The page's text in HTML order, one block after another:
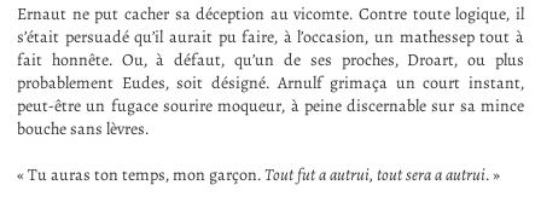
Ernaut ne put cacher sa déception au vicomte. Contre toute logique, il
s’était persuadé qu’il aurait pu faire, à l’occasion, un mathessep tout à
fait honnête. Ou, à défaut, qu’un de ses proches, Droart, ou plus
probablement Eudes, soit désigné. Arnulf grimaça un court instant,
peut-être un fugace sourire moqueur, à peine discernable sur sa mince
bouche sans lèvres.
« Tu auras ton temps, mon garçon.Tout fut a autrui, tout sera a autrui. »